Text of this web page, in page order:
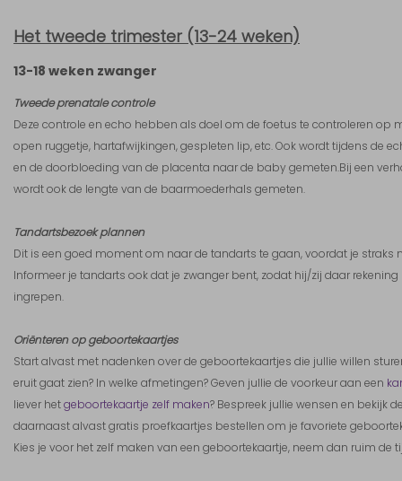
Het tweede trimester (13-24 weken)
13-18 weken zwanger
Tweede prenatale controle
Deze controle en echo hebben als doel om de foetus te controleren op
open ruggetje, hartafwijkingen, gespleten lip, etc. Ook wordt tijdens de
en de doorbloeding van de placenta naar de baby gemeten.Bij een
wordt ook de lengte van de baarmoederhals gemeten.
Tandartsbezoek plannen
Dit is een goed moment om naar de tandarts te gaan, voordat je straks
Informeer je tandarts ook dat je zwanger bent, zodat hij/zij daar
ingrepen.
Oriënteren op geboortekaartjes
Start alvast met nadenken over de geboortekaartjes die jullie willen
eruit gaat zien? In welke afmetingen? Geven jullie de voorkeur aan een
liever hetgeboortekaartje zelf maken? Bespreek jullie wensen en bekijk
daarnaast alvast gratis proefkaartjes bestellen om je favoriete
Kies je voor het zelf maken van een geboortekaartje, neem dan ruim de